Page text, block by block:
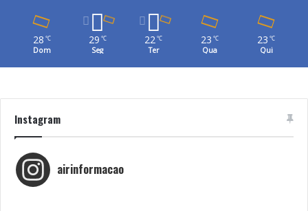
28 ℃
Dom
29 ℃
Seg
22℃
Ter
23 ℃
Qua
23 ℃
Qui
Instagram
airinformacao